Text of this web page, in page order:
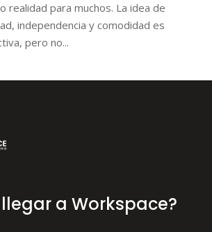
realidad para muchos. La idea de
independencia y comodidad es
pero no...
a Workspace?